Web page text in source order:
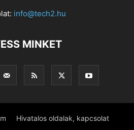
info@tech2.hu
MINKET
Hivatalos oldalak, kapcsolat